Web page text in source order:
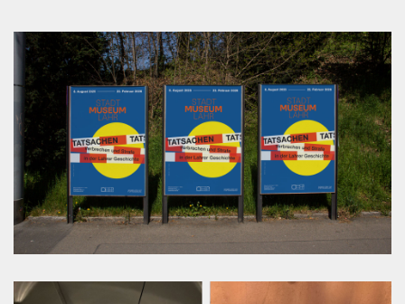
Leitmotiv ist die Spurensuche: In einem forensischen
Zelt können Besucherinnen und Besucher mittels UV-
Licht verborgene Hinweise entdecken und Fälle
selbst „aufklären“. Makaber aber wegweisend zeigen
die weiße Umrisse von Opfern den Weg durch die
Ausstellung. Bereits zum fünften Mal seit 2022
gestalten wir ein Konzept für das Museum in der
Tonofenfabrik.
aber mit viel Enthusiasmus und Kreativität, entstand